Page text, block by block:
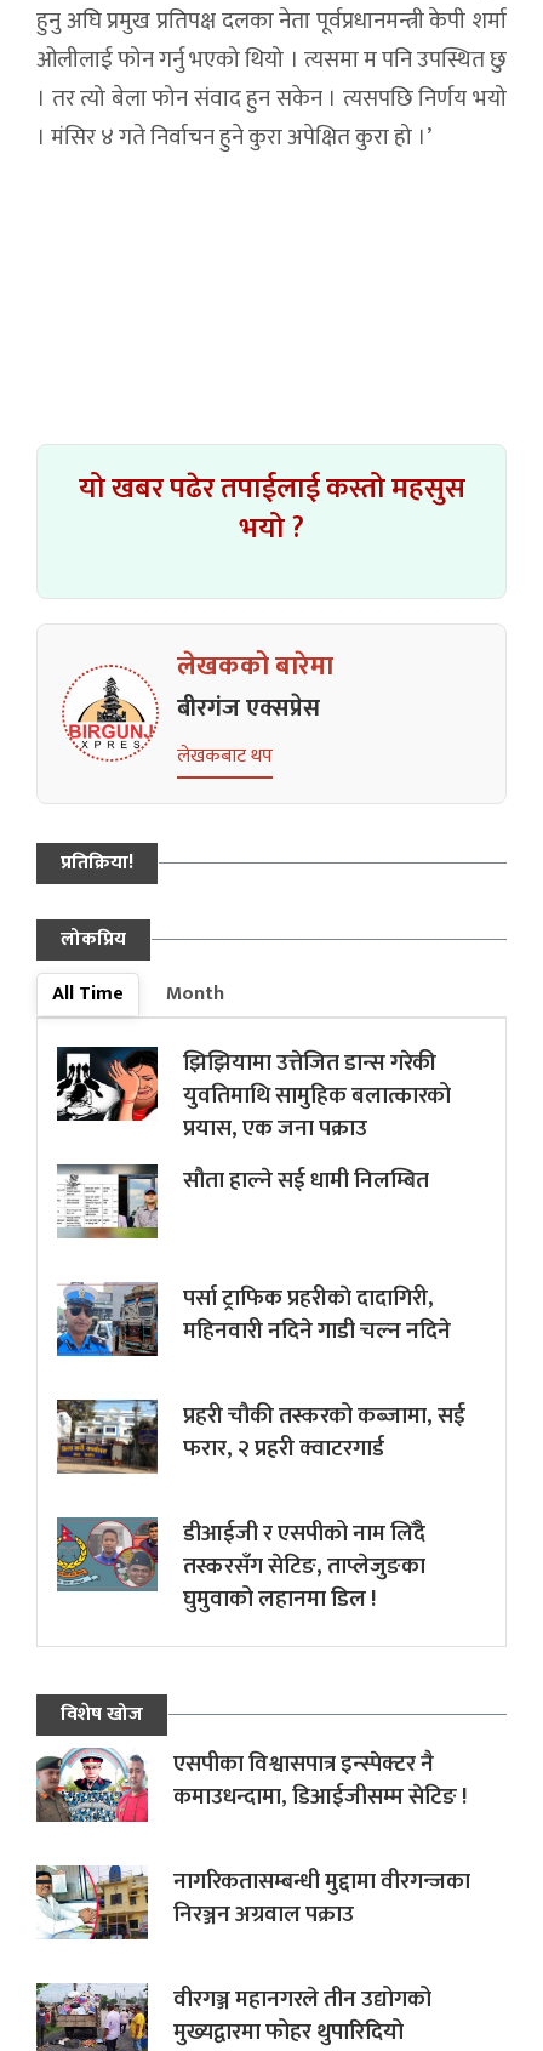
हुनु अघि प्रमुख प्रतिपक्ष दलका नेता पूर्वप्रधानमन्त्री केपी शर्मा
ओलीलाई फोन गर्नु भएको थियो । त्यसमा म पनि उपस्थित छु
। तर त्यो बेला फोन संवाद हुन सकेन । त्यसपछि निर्णय भयो
। मंसिर ४ गते निर्वाचन हुने कुरा अपेक्षित कुरा हो ।’
यो खबर पढेर तपाईलाई कस्तो महसुस
भयो ?
लेखकको बारेमा
बीरगंज एक्सप्रेस
लेखकबाट थप
प्रतिक्रिया!
लोकप्रिय
All Time
Month
झिझियामा उत्तेजित डान्स गरेकी
युवतिमाथि सामुहिक बलात्कारको
प्रयास, एक जना पक्राउ
सौता हाल्ने सई धामी निलम्बित
पर्सा ट्राफिक प्रहरीकाे दादागिरी,
महिनवारी नदिने गाडी चल्न नदिने
प्रहरी चौकी तस्करको कब्जामा, सई
फरार, २ प्रहरी क्वाटरगार्ड
डीआईजी र एसपीको नाम लिँदै
तस्करसँग सेटिङ, ताप्लेजुङका
घुमुवाको लहानमा डिल !
विशेष खोज
एसपीका विश्वासपात्र इन्स्पेक्टर नै
कमाउधन्दामा, डिआईजीसम्म सेटिङ !
नागरिकतासम्बन्धी मुद्दामा वीरगन्जका
निरञ्जन अग्रवाल पक्राउ
वीरगञ्ज महानगरले तीन उद्योगको
मुख्यद्वारमा फोहर थुपारिदियो